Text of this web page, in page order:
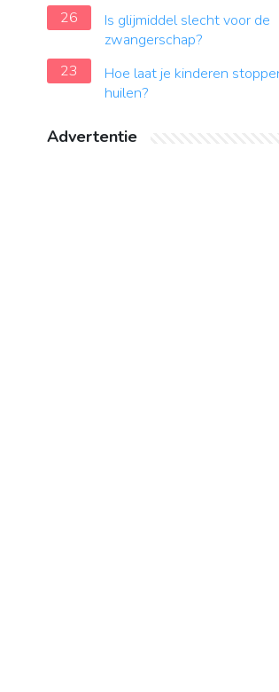
26
Is glijmiddel slecht voor de
zwangerschap?
23
Hoe laat je kinderen
huilen?
Advertentie